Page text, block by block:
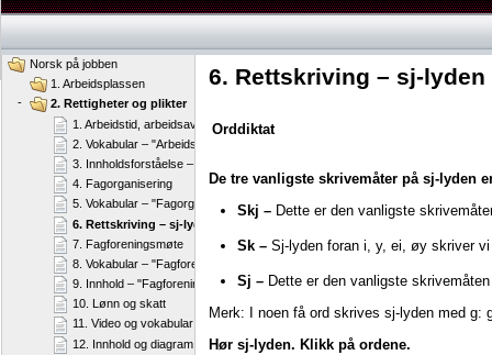
6. Rettskriving – sj-lyden
Orddiktat
De tre vanligste skrivemåter på sj-lyden
Skj – Dette er den vanligste
Sk – Sj-lyden foran i, y, ei, øy skriver
Sj – Dette er den vanligste
Merk: I noen få ord skrives sj-lyden med g:
Hør sj-lyden. Klikk på ordene.
Norsk på jobben
1. Arbeidsplassen
-
2. Rettigheter og plikter
1. Arbeidstid, arbeidsavtale og ferie
2. Vokabular – "Arbeidstid, arbeidsavtale og ferie"
3. Innholdsforståelse – "Arbeidstid, arbeidsavtale og ferie"
4. Fagorganisering
5. Vokabular – "Fagorganisering"
6. Rettskriving – sj-lyden
7. Fagforeningsmøte
8. Vokabular – "Fagforeningsmøte"
9. Innhold – "Fagforeningsmøte"
10. Lønn og skatt
11. Video og vokabular – "Lønn og skatt"
12. Innhold og diagram – "Lønn og skatt"